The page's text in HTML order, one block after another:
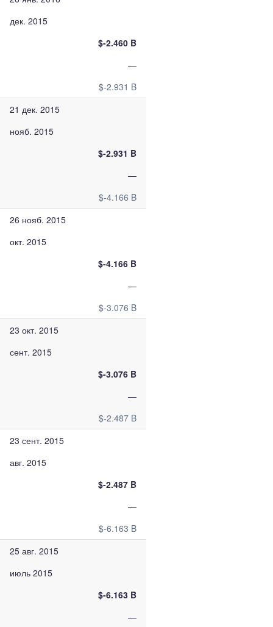
дек. 2015
$-2.460 B
—
$-2.931 B
21 дек. 2015
нояб. 2015
$-2.931 B
—
$-4.166 B
26 нояб. 2015
окт. 2015
$-4.166 B
—
$-3.076 B
23 окт. 2015
сент. 2015
$-3.076 B
—
$-2.487 B
23 сент. 2015
авг. 2015
$-2.487 B
—
$-6.163 B
25 авг. 2015
июль 2015
$-6.163 B
—